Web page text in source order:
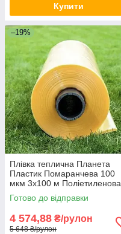
Купити
–19%
Плівка теплична Планета
Пластик Помаранчева 100
мкм 3х100 м Поліетиленова
плівка для теплиць
Готово до відправки
4 574,88 ₴/рулон
5 648 ₴/рулон